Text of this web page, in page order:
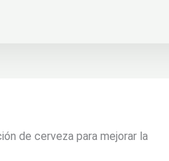
de cerveza para mejorar la